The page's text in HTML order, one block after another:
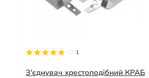
1
З'єднувач хрестоподібний КРАБ